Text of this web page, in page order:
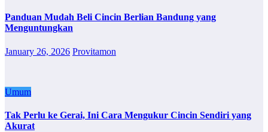
Panduan Mudah Beli Cincin Berlian Bandung yang
Menguntungkan
January 26, 2026 Provitamon
Umum
Tak Perlu ke Gerai, Ini Cara Mengukur Cincin Sendiri yang
Akurat